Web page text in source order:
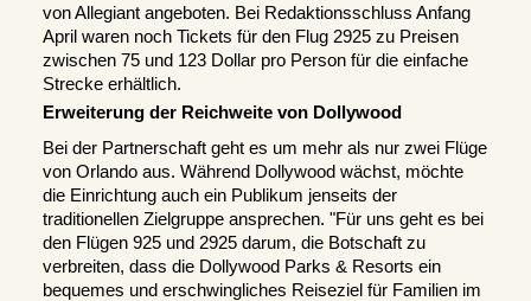
von Allegiant angeboten. Bei Redaktionsschluss Anfang
April waren noch Tickets für den Flug 2925 zu Preisen
zwischen 75 und 123 Dollar pro Person für die einfache
Strecke erhältlich.
Erweiterung der Reichweite von Dollywood
Bei der Partnerschaft geht es um mehr als nur zwei Flüge
von Orlando aus. Während Dollywood wächst, möchte
die Einrichtung auch ein Publikum jenseits der
traditionellen Zielgruppe ansprechen. "Für uns geht es bei
den Flügen 925 und 2925 darum, die Botschaft zu
verbreiten, dass die Dollywood Parks & Resorts ein
bequemes und erschwingliches Reiseziel für Familien im